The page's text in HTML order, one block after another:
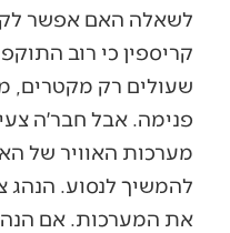
לשאלה האם אפשר
קריספין כי רוב
שעולים רק מקטרים,
פנימה. אבל חבר׳ה
מערכות האוויר של
להמשיך לנסוע. הנהג
את המערכות. אם